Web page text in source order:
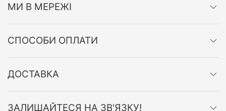
МИ В МЕРЕЖІ
СПОСОБИ ОПЛАТИ
ДОСТАВКА
ЗАЛИШАЙТЕСЯ НА ЗВ'ЯЗКУ!